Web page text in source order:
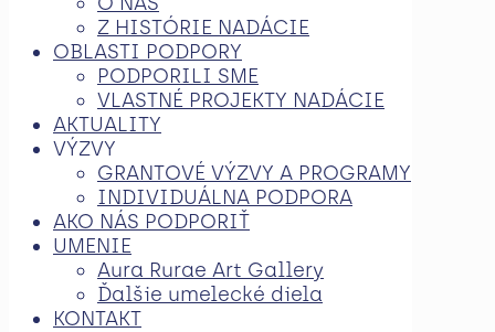
Z HISTÓRIE NADÁCIE
OBLASTI PODPORY
PODPORILI SME
VLASTNÉ PROJEKTY NADÁCIE
AKTUALITY
VÝZVY
GRANTOVÉ VÝZVY A PROGRAMY
INDIVIDUÁLNA PODPORA
AKO NÁS PODPORIŤ
UMENIE
Aura Rurae Art Gallery
Ďalšie umelecké diela
KONTAKT